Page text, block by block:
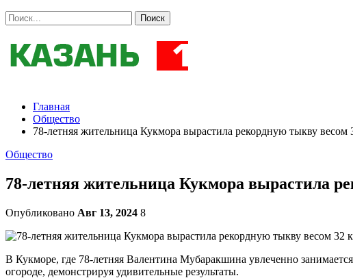
Главная
Общество
78-летняя жительница Кукмора вырастила рекордную тыкву весом
Общество
78-летняя жительница Кукмора вырастила
Опубликовано Авг 13, 2024 8
В Кукморе, где 78-летняя Валентина Мубаракшина увлеченно
огороде, демонстрируя удивительные результаты.